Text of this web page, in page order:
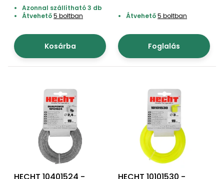
Azonnal szállítható 3 db
Átvehető5 boltban
Kosárba
Átvehető5 boltban
Foglalás